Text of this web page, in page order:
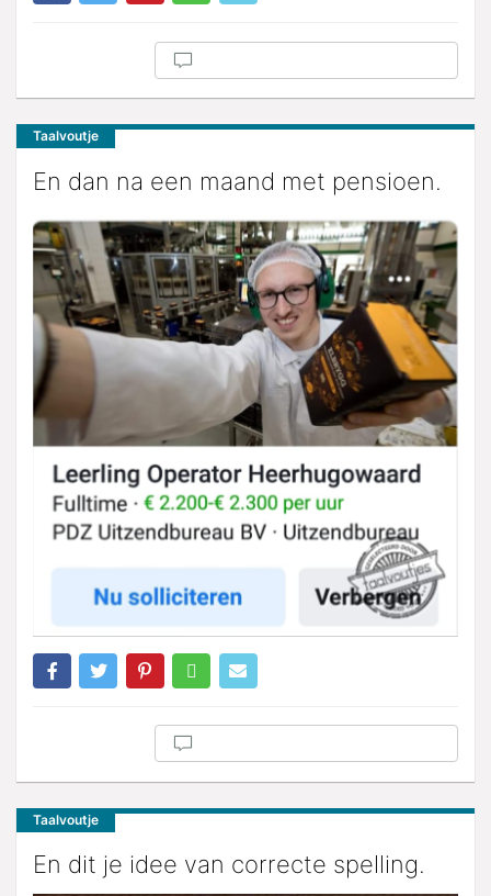
Taalvoutje
En dan na een maand met pensioen.
Taalvoutje
En dit je idee van correcte spelling.